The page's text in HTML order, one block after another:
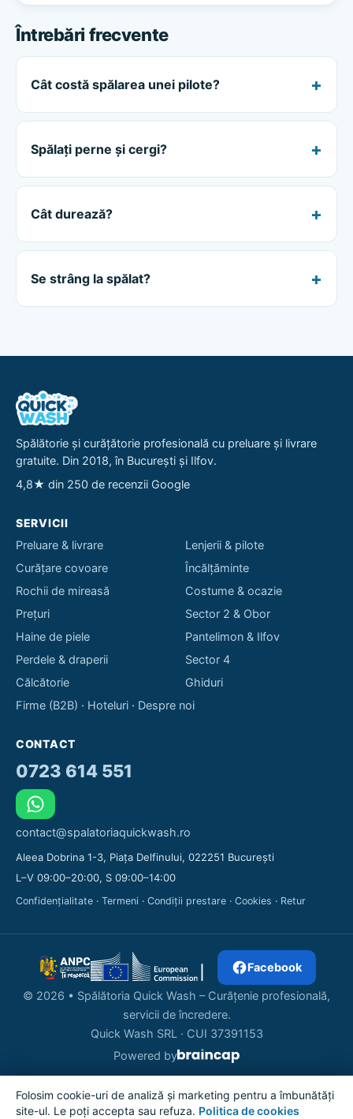
Întrebări frecvente
Cât costă spălarea unei pilote?
Spălați perne și cergi?
Cât durează?
Se strâng la spălat?
Spălătorie și curățătorie profesională cu preluare și livrare
gratuite. Din 2018, în București și Ilfov.
4,8★ din 250 de recenzii Google
SERVICII
Preluare & livrare
Curățare covoare
Rochii de mireasă
Prețuri
Haine de piele
Perdele & draperii
Călcătorie
Lenjerii & pilote
Încălțăminte
Costume & ocazie
Sector 2 & Obor
Pantelimon & Ilfov
Sector 4
Ghiduri
Firme (B2B) · Hoteluri · Despre noi
CONTACT
0723 614 551
contact@spalatoriaquickwash.ro
Aleea Dobrina 1-3, Piața Delfinului, 022251 București
L–V 09:00–20:00, S 09:00–14:00
Confidențialitate · Termeni · Condiții prestare · Cookies · Retur
Facebook
© 2026 • Spălătoria Quick Wash – Curățenie profesională,
servicii de încredere.
Quick Wash SRL · CUI 37391153
Powered by
Folosim cookie-uri de analiză și marketing pentru a îmbunătăți
site-ul. Le poți accepta sau refuza. Politica de cookies